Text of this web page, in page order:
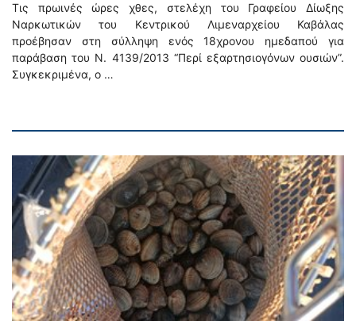
Τις πρωινές ώρες χθες, στελέχη του Γραφείου Δίωξης
Ναρκωτικών του Κεντρικού Λιμεναρχείου Καβάλας
προέβησαν στη σύλληψη ενός 18χρονου ημεδαπού για
παράβαση του Ν. 4139/2013 “Περί εξαρτησιογόνων ουσιών”.
Συγκεκριμένα, ο …